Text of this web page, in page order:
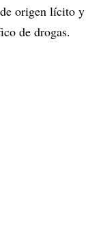
origen lícito y
de drogas.